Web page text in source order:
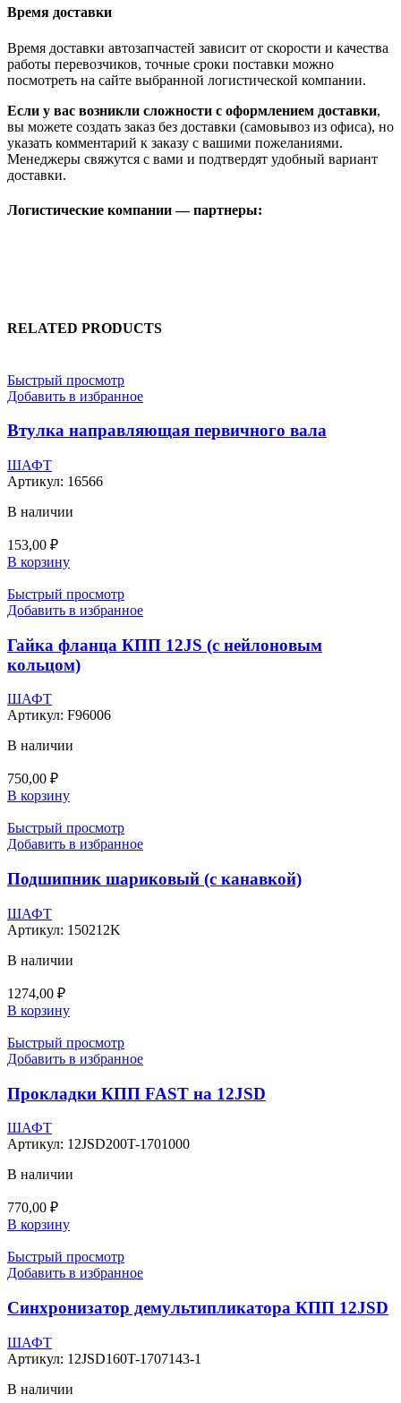
Время доставки
Время доставки автозапчастей зависит от скорости и качества
работы перевозчиков, точные сроки поставки можно
посмотреть на сайте выбранной логистической компании.
Если у вас возникли сложности с оформлением доставки,
вы можете создать заказ без доставки (самовывоз из офиса), но
указать комментарий к заказу с вашими пожеланиями.
Менеджеры свяжутся с вами и подтвердят удобный вариант
доставки.
Логистические компании — партнеры:
RELATED PRODUCTS
Быстрый просмотр
Добавить в избранное
Втулка направляющая первичного вала
ШАФТ
Артикул: 16566
В наличии
153,00 ₽
В корзину
Быстрый просмотр
Добавить в избранное
Гайка фланца КПП 12JS (с нейлоновым
кольцом)
ШАФТ
Артикул: F96006
В наличии
750,00 ₽
В корзину
Быстрый просмотр
Добавить в избранное
Подшипник шариковый (с канавкой)
ШАФТ
Артикул: 150212K
В наличии
1274,00 ₽
В корзину
Быстрый просмотр
Добавить в избранное
Прокладки КПП FAST на 12JSD
ШАФТ
Артикул: 12JSD200T-1701000
В наличии
770,00 ₽
В корзину
Быстрый просмотр
Добавить в избранное
Синхронизатор демультипликатора КПП 12JSD
ШАФТ
Артикул: 12JSD160T-1707143-1
В наличии